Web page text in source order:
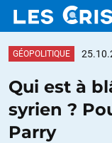
LES
GÉOPOLITIQUE
Qui est à
syrien ?
Parry